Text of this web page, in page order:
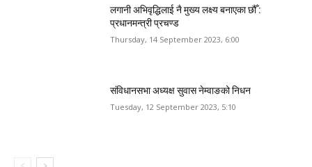
लगानी अभिवृद्धिलाई नै मुख्य लक्ष्य बनाएका छौँ :
प्रधानमन्त्री प्रचण्ड
Thursday, 14 September 2023, 6:00
संविधानसभा अध्यक्ष सुवास नेम्वाङको निधन
Tuesday, 12 September 2023, 5:10